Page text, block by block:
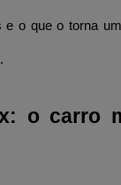
e o que o torna
o carro